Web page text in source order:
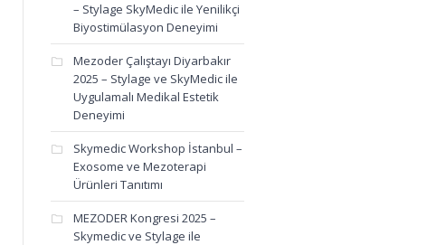
– Stylage SkyMedic ile Yenilikçi
Biyostimülasyon Deneyimi
Mezoder Çalıştayı Diyarbakır
2025 – Stylage ve SkyMedic ile
Uygulamalı Medikal Estetik
Deneyimi
Skymedic Workshop İstanbul –
Exosome ve Mezoterapi
Ürünleri Tanıtımı
MEZODER Kongresi 2025 –
Skymedic ve Stylage ile